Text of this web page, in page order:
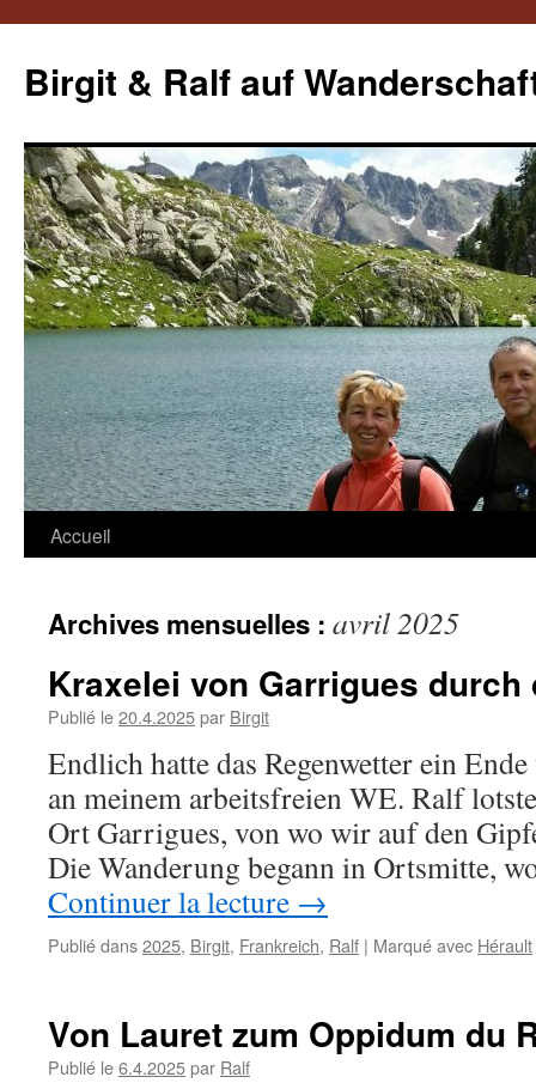
contenu
Birgit & Ralf auf
Accueil
Archives mensuelles : avril 2025
Kraxelei von Garrigues durch
Publié le20.4.2025par Birgit
Endlich hatte das Regenwetter ein
an meinem arbeitsfreien WE. Ralf
Ort Garrigues, von wo wir auf den
Die Wanderung begann in Ortsmitte,
Continuer la lecture →
Publié dans2025, Birgit, Frankreich, Ralf | Marqué avec Hérault
Von Lauret zum Oppidum du
Publié le6.4.2025par Ralf